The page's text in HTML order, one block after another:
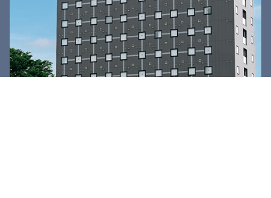
アクセス 宿泊予約 メニュー